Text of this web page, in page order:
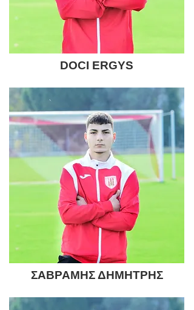
DOCI ERGYS
ΣΑΒΡΑΜΗΣ ΔΗΜΗΤΡΗΣ